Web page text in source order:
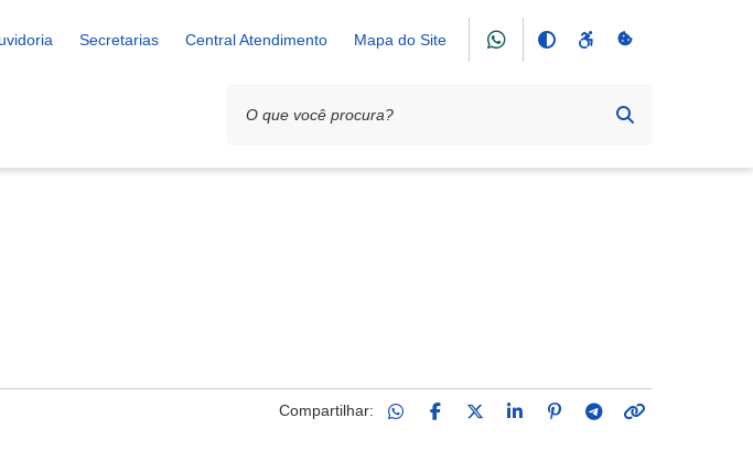
Secretarias Central Atendimento Mapa do Site
Compartilhar: